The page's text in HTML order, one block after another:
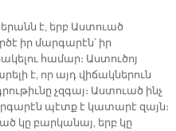
է, երբ Աստուած
իր մարգարէն՝ իր
համար։ Աստուծոյ
է, որ այդ վիճակներուն
չզգայ։ Աստուած ինչ
պէտք է կատարէ զայն։
կը բարկանայ, երբ կը